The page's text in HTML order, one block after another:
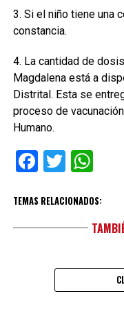
3. Si el niño tiene una
constancia.
4. La cantidad de
Magdalena está a
Distrital. Esta se
proceso de
Humano.
Facebook
Twitter
TEMAS RELACIONADOS: